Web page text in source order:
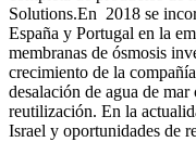
Solutions.En 2018 se
España y Portugal en la
membranas de ósmosis
crecimiento de la
desalación de agua de
reutilización. En la
Israel y oportunidades de